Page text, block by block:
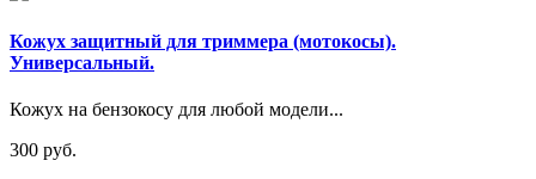
Кожух защитный для триммера (мотокосы).
Универсальный.
Кожух на бензокосу для любой модели...
300 руб.